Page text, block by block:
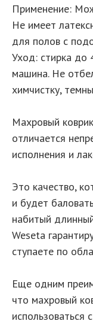
Применение:
Не имеет
для полов с
Уход: стирка до
машина. Не
химчистку,
Махровый
отличается
исполнения и
Это качество,
и будет
набитый
Weseta
ступаете по
Еще одним
что махровый
использоваться